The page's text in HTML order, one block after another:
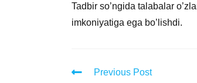
Tadbir so’ngida talabalar
imkoniyatiga ega bo’lishdi.
Previous Post